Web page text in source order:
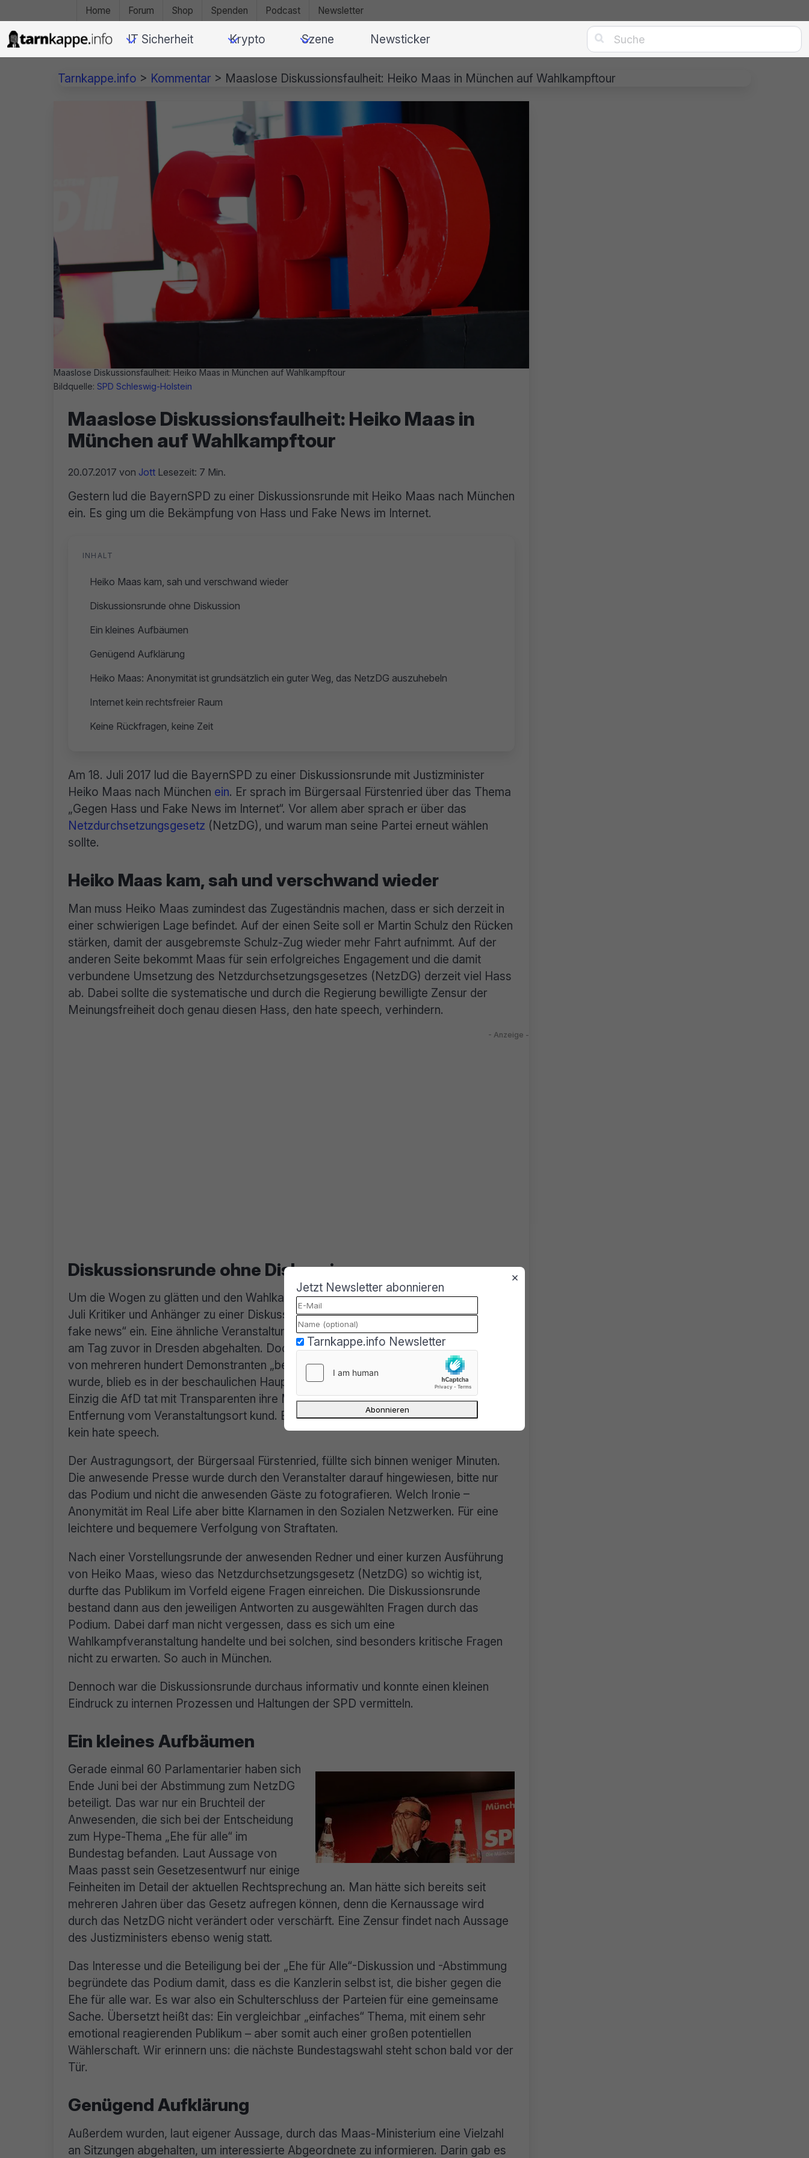
Home Forum Shop Spenden Podcast Newsletter
IT Sicherheit Krypto Szene Newsticker 
Tarnkappe.info > Kommentar > Maaslose Diskussionsfaulheit: Heiko Maas in München auf Wahlkampftour
Maaslose Diskussionsfaulheit: Heiko Maas in München auf Wahlkampftour
Bildquelle: SPD Schleswig-Holstein
Maaslose Diskussionsfaulheit: Heiko Maas in
München auf Wahlkampftour
20.07.2017 von Jott Lesezeit: 7 Min.
Gestern lud die BayernSPD zu einer Diskussionsrunde mit Heiko Maas nach München
ein. Es ging um die Bekämpfung von Hass und Fake News im Internet.
INHALT
Heiko Maas kam, sah und verschwand wieder
Diskussionsrunde ohne Diskussion
Ein kleines Aufbäumen
Genügend Aufklärung
Heiko Maas: Anonymität ist grundsätzlich ein guter Weg, das NetzDG auszuhebeln
Internet kein rechtsfreier Raum
Keine Rückfragen, keine Zeit
Am 18. Juli 2017 lud die BayernSPD zu einer Diskussionsrunde mit Justizminister
Heiko Maas nach München ein. Er sprach im Bürgersaal Fürstenried über das Thema
„Gegen Hass und Fake News im Internet“. Vor allem aber sprach er über das
Netzdurchsetzungsgesetz (NetzDG), und warum man seine Partei erneut wählen
sollte.
Heiko Maas kam, sah und verschwand wieder
Man muss Heiko Maas zumindest das Zugeständnis machen, dass er sich derzeit in
einer schwierigen Lage befindet. Auf der einen Seite soll er Martin Schulz den Rücken
stärken, damit der ausgebremste Schulz-Zug wieder mehr Fahrt aufnimmt. Auf der
anderen Seite bekommt Maas für sein erfolgreiches Engagement und die damit
verbundene Umsetzung des Netzdurchsetzungsgesetzes (NetzDG) derzeit viel Hass
ab. Dabei sollte die systematische und durch die Regierung bewilligte Zensur der
Meinungsfreiheit doch genau diesen Hass, den hate speech, verhindern.
Diskussionsrunde ohne Diskussion
Um die Wogen zu glätten und den Wahlkampf voranzutreiben, lud Heiko Maas am 18.
Juli Kritiker und Anhänger zu einer Diskussionsrunde zum Thema „hate speech und
fake news“ ein. Eine ähnliche Veranstaltung rund um den umstrittenen Politiker wurde
am Tag zuvor in Dresden abgehalten. Doch während in Ostdeutschland Heiko Maas
von mehreren hundert Demonstranten „begrüßt“ und als Volksverräter beschimpft
wurde, blieb es in der beschaulichen Hauptstadt Bayerns vergleichsweise ruhig.
Einzig die AfD tat mit Transparenten ihre Meinung in einer lächerlich sicheren
Entfernung vom Veranstaltungsort kund. Bloß keine Konfrontation. Und bitte auch
kein hate speech.
Der Austragungsort, der Bürgersaal Fürstenried, füllte sich binnen weniger Minuten.
Die anwesende Presse wurde durch den Veranstalter darauf hingewiesen, bitte nur
das Podium und nicht die anwesenden Gäste zu fotografieren. Welch Ironie –
Anonymität im Real Life aber bitte Klarnamen in den Sozialen Netzwerken. Für eine
leichtere und bequemere Verfolgung von Straftaten.
Nach einer Vorstellungsrunde der anwesenden Redner und einer kurzen Ausführung
von Heiko Maas, wieso das Netzdurchsetzungsgesetz (NetzDG) so wichtig ist,
durfte das Publikum im Vorfeld eigene Fragen einreichen. Die Diskussionsrunde
bestand dann aus den jeweiligen Antworten zu ausgewählten Fragen durch das
Podium. Dabei darf man nicht vergessen, dass es sich um eine
Wahlkampfveranstaltung handelte und bei solchen, sind besonders kritische Fragen
nicht zu erwarten. So auch in München.
Dennoch war die Diskussionsrunde durchaus informativ und konnte einen kleinen
Eindruck zu internen Prozessen und Haltungen der SPD vermitteln.
Ein kleines Aufbäumen
Gerade einmal 60 Parlamentarier haben sich
Ende Juni bei der Abstimmung zum NetzDG
beteiligt. Das war nur ein Bruchteil der
Anwesenden, die sich bei der Entscheidung
zum Hype-Thema „Ehe für alle“ im
Bundestag befanden. Laut Aussage von
Maas passt sein Gesetzesentwurf nur einige
Feinheiten im Detail der aktuellen Rechtsprechung an. Man hätte sich bereits seit
mehreren Jahren über das Gesetz aufregen können, denn die Kernaussage wird
durch das NetzDG nicht verändert oder verschärft. Eine Zensur findet nach Aussage
des Justizministers ebenso wenig statt.
Das Interesse und die Beteiligung bei der „Ehe für Alle“-Diskussion und -Abstimmung
begründete das Podium damit, dass es die Kanzlerin selbst ist, die bisher gegen die
Ehe für alle war. Es war also ein Schulterschluss der Parteien für eine gemeinsame
Sache. Übersetzt heißt das: Ein vergleichbar „einfaches“ Thema, mit einem sehr
emotional reagierenden Publikum – aber somit auch einer großen potentiellen
Wählerschaft. Wir erinnern uns: die nächste Bundestagswahl steht schon bald vor der
Tür.
Genügend Aufklärung
Außerdem wurden, laut eigener Aussage, durch das Maas-Ministerium eine Vielzahl
an Sitzungen abgehalten, um interessierte Abgeordnete zu informieren. Darin gab es
×
Jetzt Newsletter abonnieren
Tarnkappe.info Newsletter